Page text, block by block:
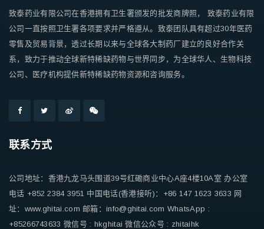
致泰药业有限公司在香港拥有卫生署颁发的批发商牌照， 致泰药业有限
公司一直按照卫生署各项要求并严格遵从。致泰团队具有超过30年医药
零售及贸易背景，透过长期以来与全球各大制药厂建立的良好合作关
系，致力于推动全球新特稀缺药物与世界同步，为全球华人、生物科技
公司、医疗机构提供新特稀缺药物资源和咨询服务。
联系方式
公司地址：香港九龙马头围道39号红磡商业中心A座4楼10A室 办公室
电话 +852 2384 3951 中国电话(香港接听)：+86 147 1623 3633 网
址：www.ghitai.com 邮箱：info@ghitai.com WhatsApp :
+85266743633 微信号 : hkghitai 微信公众号 : zhitaihk